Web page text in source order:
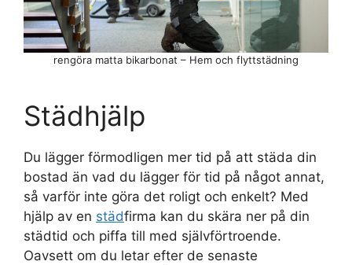
Städhjälp
Du lägger förmodligen mer tid på att städa din
bostad än vad du lägger för tid på något annat,
så varför inte göra det roligt och enkelt? Med
hjälp av en städfirma kan du skära ner på din
städtid och piffa till med självförtroende.
Oavsett om du letar efter de senaste
rengöra matta bikarbonat – Hem och flyttstädning